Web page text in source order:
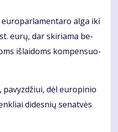
al­ga iki
eu­rų, dar ski­ria­ma be­
iš­lai­doms kom­pen­suo­
dėl europinio
didesnių senatvės